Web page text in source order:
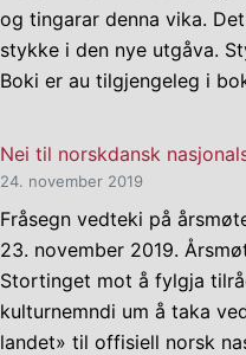
og tingarar denna vika.
stykke i den nye utgåva.
Boki er au tilgjengeleg i
Nei til norskdansk
24. november 2019
Fråsegn vedteki på
23. november 2019.
Stortinget mot å fylgja
kulturnemndi um å taka
landet» til offisiell norsk